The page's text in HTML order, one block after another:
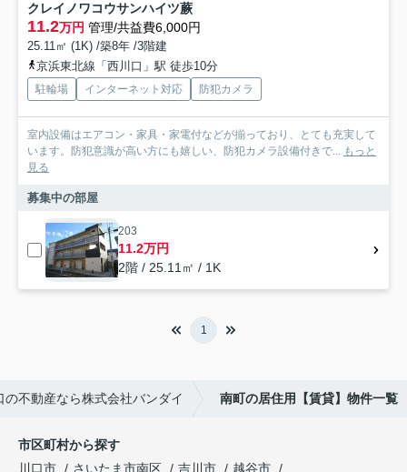
クレイノワコウサンハイツ蕨
11.2万円 管理/共益費6,000円
25.11㎡ (1K) /築8年 /3階建
京浜東北線「西川口」駅 徒歩10分
駐輪場 インターネット対応 防犯カメラ
室内設備はエアコン・家具・家電付などが揃っており、とても充実して
います。防犯意識が高い方にも嬉しい、防犯カメラ設備付きで... もっと
見る
募集中の部屋
203
11.2万円
2階 / 25.11㎡ / 1K
1
の不動産なら株式会社バンダイ 南町の居住用【賃貸】物件一覧
市区町村から探す
川口市
さいたま市南区 吉川市
越谷市